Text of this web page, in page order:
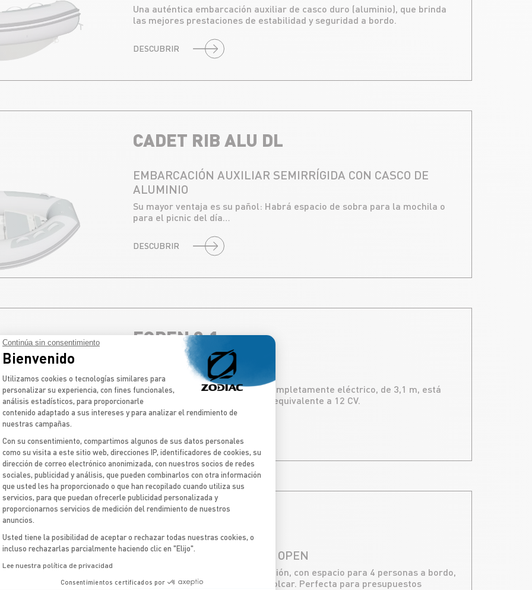
Una auténtica embarcación auxiliar de casco duro (aluminio), que brinda
las mejores prestaciones de estabilidad y seguridad a bordo.
DESCUBRIR
CADET RIB ALU DL
EMBARCACIÓN AUXILIAR SEMIRRÍGIDA CON CASCO DE
ALUMINIO
Su mayor ventaja es su pañol: Habrá espacio de sobra para la mochila o
para el picnic del día…
DESCUBRIR
EOPEN 3.1
LA PEQUEÑA ELÉCTRICA
Nuestro modelo más pequeño completamente eléctrico, de 3,1 m, está
equipado con un motor Cruise 6 equivalente a 12 CV.
LA MÁS PEQUEÑA DE LAS OPEN
Ideal como su primera embarcación, con espacio para 4 personas a bordo,
es manejable y muy fácil de remolcar. Perfecta para presupuestos
Continúa sin consentimiento
Bienvenido
Plataforma de Gestión de Consentimiento: Personaliza tus Opciones
Utilizamos cookies o tecnologías similares para
personalizar su experiencia, con fines funcionales,
análisis estadísticos, para proporcionarle
contenido adaptado a sus intereses y para analizar el rendimiento de
nuestras campañas.
Con su consentimiento, compartimos algunos de sus datos personales
como su visita a este sitio web, direcciones IP, identificadores de cookies, su
dirección de correo electrónico anonimizada, con nuestros socios de redes
sociales, publicidad y análisis, que pueden combinarlos con otra información
que usted les ha proporcionado o que han recopilado cuando utiliza sus
servicios, para que puedan ofrecerle publicidad personalizada y
proporcionarnos servicios de medición del rendimiento de nuestros
anuncios.
Usted tiene la posibilidad de aceptar o rechazar todas nuestras cookies, o
incluso rechazarlas parcialmente haciendo clic en "Elijo".
Lee nuestra política de privacidad
Consentimientos certificados por
Axeptio consent